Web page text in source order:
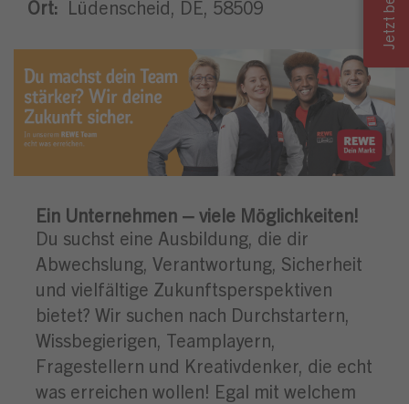
Ort: Lüdenscheid, DE, 58509
Ein Unternehmen – viele Möglichkeiten!
Du suchst eine Ausbildung, die dir
Abwechslung, Verantwortung, Sicherheit
und vielfältige Zukunftsperspektiven
bietet? Wir suchen nach Durchstartern,
Wissbegierigen, Teamplayern,
Fragestellern und Kreativdenker, die echt
was erreichen wollen! Egal mit welchem